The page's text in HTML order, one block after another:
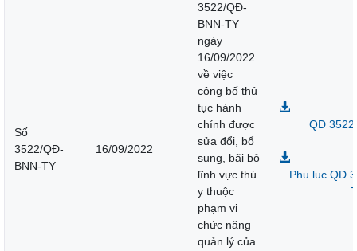
Số
3522/QĐ-
BNN-TY
16/09/2022
3522/QĐ-
BNN-TY
ngày
16/09/2022
về việc
công bố thủ
tục hành
chính được
sửa đổi, bổ
sung, bãi bỏ
lĩnh vực thú
y thuộc
phạm vi
chức năng
quản lý của
QD
Phu luc QD